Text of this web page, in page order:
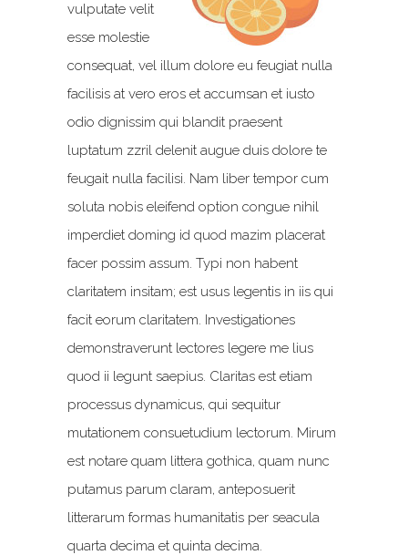
vulputate velit
esse molestie
consequat, vel illum dolore eu feugiat nulla
facilisis at vero eros et accumsan et iusto
odio dignissim qui blandit praesent
luptatum zzril delenit augue duis dolore te
feugait nulla facilisi. Nam liber tempor cum
soluta nobis eleifend option congue nihil
imperdiet doming id quod mazim placerat
facer possim assum. Typi non habent
claritatem insitam; est usus legentis in iis qui
facit eorum claritatem. Investigationes
demonstraverunt lectores legere me lius
quod ii legunt saepius. Claritas est etiam
processus dynamicus, qui sequitur
mutationem consuetudium lectorum. Mirum
est notare quam littera gothica, quam nunc
putamus parum claram, anteposuerit
litterarum formas humanitatis per seacula
quarta decima et quinta decima.